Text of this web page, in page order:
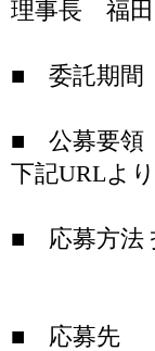
理事長 福
■ 委託期間
■ 公募要領
下記URLよ
■ 応募方法
応募期
■ 応募先